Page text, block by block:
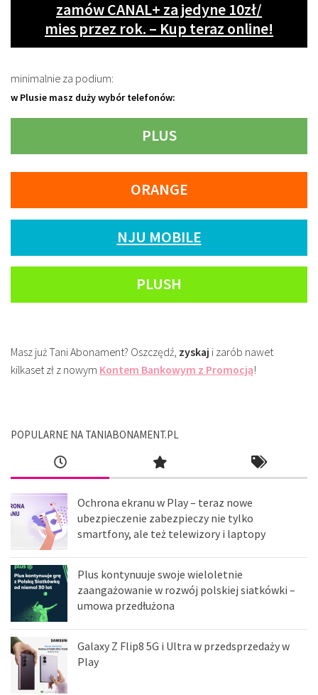
zamów CANAL+ za jedyne 10zł/
mies przez rok. – Kup teraz online!
minimalnie za podium:
w Plusie masz duży wybór telefonów:
PLUS
ORANGE
NJU MOBILE
PLUSH
Masz już Tani Abonament? Oszczędź, zyskaj i zarób nawet
kilkaset zł z nowym Kontem Bankowym z Promocją!
POPULARNE NA TANIABONAMENT.PL
Ochrona ekranu w Play – teraz nowe
ubezpieczenie zabezpieczy nie tylko
smartfony, ale też telewizory i laptopy
Plus kontynuuje swoje wieloletnie
zaangażowanie w rozwój polskiej siatkówki –
umowa przedłużona
Galaxy Z Flip8 5G i Ultra w przedsprzedaży w
Play